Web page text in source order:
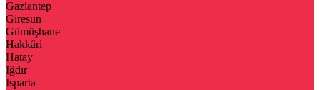
Gaziantep
Giresun
Gümüşhane
Hakkâri
Hatay
Iğdır
Isparta